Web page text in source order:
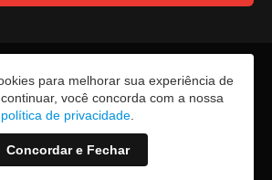
para melhorar sua experiência de
você concorda com a nossa
política de privacidade
Concordar e Fechar